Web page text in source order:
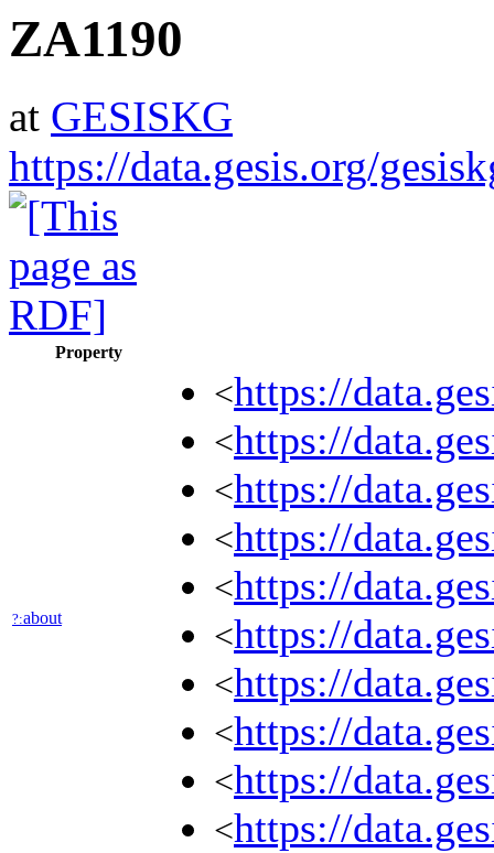
ZA1190
at GESISKG
https://data.gesis.org/
Property
?:about
<https://
<https://
<https://
<https://
<https://
<https://
<https://
<https://
<https://
<https://